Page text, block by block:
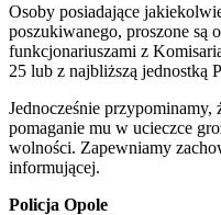
Osoby posiadające
poszukiwanego, proszone są
funkcjonariuszami z
25 lub z najbliższą jednostką
Jednocześnie
pomaganie mu w ucieczce
wolności. Zapewniamy
informującej.
Policja Opole